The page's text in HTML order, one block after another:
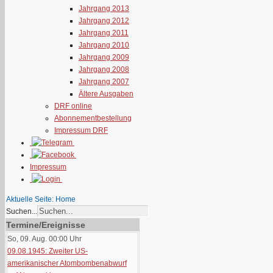
Jahrgang 2013
Jahrgang 2012
Jahrgang 2011
Jahrgang 2010
Jahrgang 2009
Jahrgang 2008
Jahrgang 2007
Ältere Ausgaben
DRF online
Abonnementbestellung
Impressum DRF
Impressum
Aktuelle Seite: Home
Suchen...
Termine/Ereignisse
So, 09. Aug. 00:00 Uhr
09.08.1945: Zweiter US-
amerikanischer Atombombenabwurf